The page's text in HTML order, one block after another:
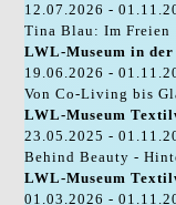
12.07.2026 -
Tina Blau: Im Freien
LWL-Museum in
19.06.2026 -
Von Co-Living bis
LWL-Museum
23.05.2025 -
Behind Beauty -
LWL-Museum
01.03.2026 -